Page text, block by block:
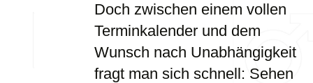
Doch zwischen einem vollen
Terminkalender und dem
Wunsch nach Unabhängigkeit
fragt man sich schnell: Sehen